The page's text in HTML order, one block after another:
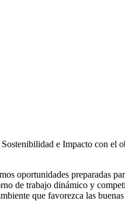
e Impacto con
oportunidades preparadas
de trabajo dinámico y
que favorezca las